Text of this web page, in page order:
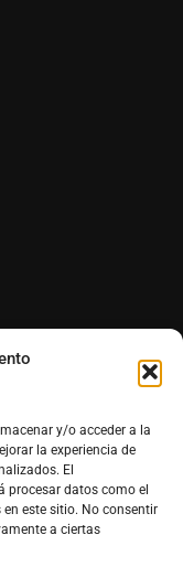
y/o acceder a la
la experiencia de
El
procesar datos como el
este sitio. No consentir
a ciertas